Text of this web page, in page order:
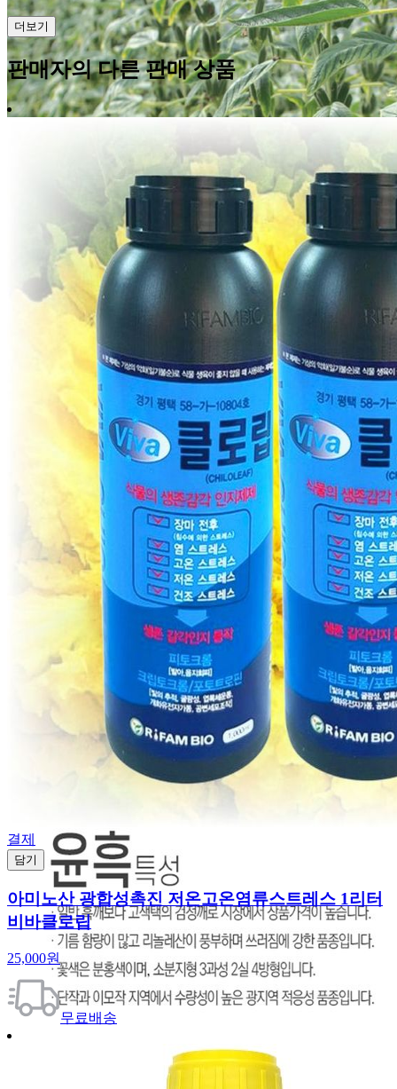
더보기
판매자의 다른 판매 상품
결제
담기
아미노산 광합성촉진 저온고온염류스트레스 1리터
비바클로립
25,000원
무료배송